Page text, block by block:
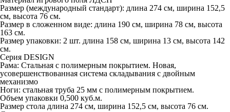
Размер (международный стандарт): длина 274 см, ширина 152,5
см, высота 76 см.
Размер в сложенном виде: длина 190 см, ширина 78 см, высота
163 см.
Размер упаковки: 2 шт. длина 158 см, ширина 13 см, высота 142
см.
Серия DESIGN
Рама: Стальная с полимерным покрытием. Новая,
усовершенствованная система складывания с двойным
механизмо
Ноги: стальная труба 25 мм с полимерным покрытием.
Объем упаковки 0,500 куб.м.
Размер стола длина 274 см, ширина 152,5 см, высота 76 см.